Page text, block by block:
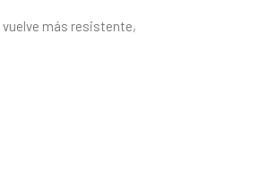
vuelve más resistente,